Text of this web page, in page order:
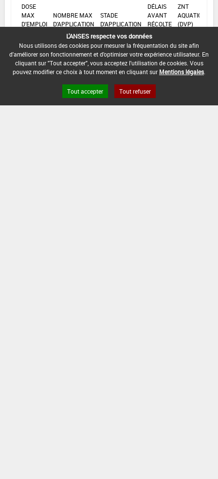
DOSE
MAX
D'EMPLOI
NOMBRE MAX
D'APPLICATION
STADE
D'APPLICATION
DÉLAIS
AVANT
RÉCOLTE
ZNT
AQUATIQUE
(DVP)
1,25
L/ha 8 Min
: 12
Max
: 89 Jour
(s)
20 m
(20 m)
L'ANSES respecte vos données
Nous utilisons des cookies pour mesurer la fréquentation du site afin
d'améliorer son fonctionnement et d'optimiser votre expérience utilisateur. En
cliquant sur "Tout accepter", vous acceptez l'utilisation de cookies. Vous
pouvez modifier ce choix à tout moment en cliquant sur Mentions légales
Tout accepter Tout refuser